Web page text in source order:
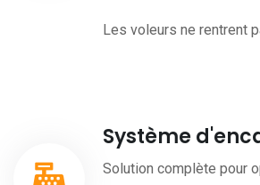
Les voleurs ne rentrent
Système
Solution complète pour